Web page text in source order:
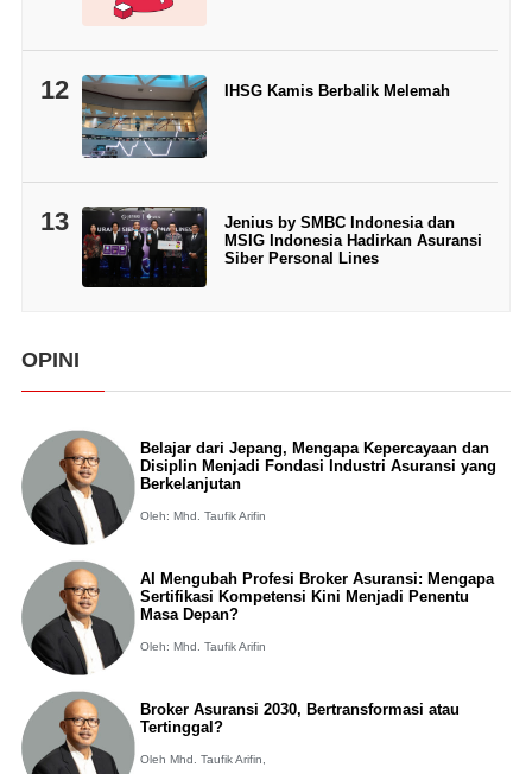
12 IHSG Kamis Berbalik Melemah
13
Jenius by SMBC Indonesia dan
MSIG Indonesia Hadirkan Asuransi
Siber Personal Lines
OPINI
Belajar dari Jepang, Mengapa Kepercayaan dan
Disiplin Menjadi Fondasi Industri Asuransi yang
Berkelanjutan
Oleh: Mhd. Taufik Arifin
AI Mengubah Profesi Broker Asuransi: Mengapa
Sertifikasi Kompetensi Kini Menjadi Penentu
Masa Depan?
Oleh: Mhd. Taufik Arifin
Broker Asuransi 2030, Bertransformasi atau
Tertinggal?
Oleh Mhd. Taufik Arifin,